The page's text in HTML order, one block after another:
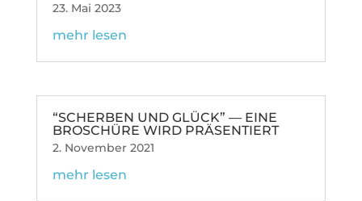
23. Mai 2023
mehr lesen
“SCHERBEN UND GLÜCK” — EINE
BRO­SCHÜRE WIRD PRÄSENTIERT
2. November 2021
mehr lesen